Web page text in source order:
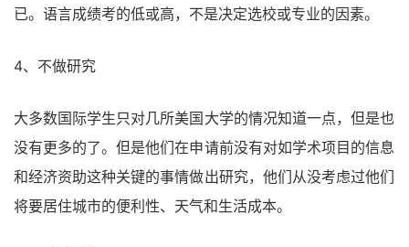
已。语言成绩考的低或高，不是决定选校或专业的因素。
4、不做研究
大多数国际学生只对几所美国大学的情况知道一点，但是也
没有更多的了。但是他们在申请前没有对如学术项目的信息
和经济资助这种关键的事情做出研究，他们从没考虑过他们
将要居住城市的便利性、天气和生活成本。